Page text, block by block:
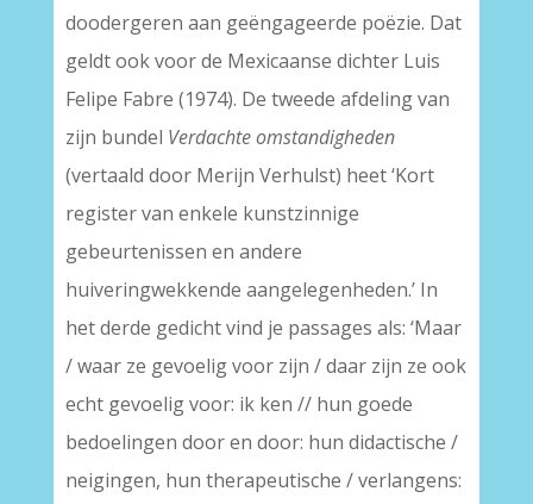
doodergeren aan geëngageerde poëzie. Dat
geldt ook voor de Mexicaanse dichter Luis
Felipe Fabre (1974). De tweede afdeling van
zijn bundel Verdachte omstandigheden
(vertaald door Merijn Verhulst) heet ‘Kort
register van enkele kunstzinnige
gebeurtenissen en andere
huiveringwekkende aangelegenheden.’ In
het derde gedicht vind je passages als: ‘Maar
/ waar ze gevoelig voor zijn / daar zijn ze ook
echt gevoelig voor: ik ken // hun goede
bedoelingen door en door: hun didactische /
neigingen, hun therapeutische / verlangens: